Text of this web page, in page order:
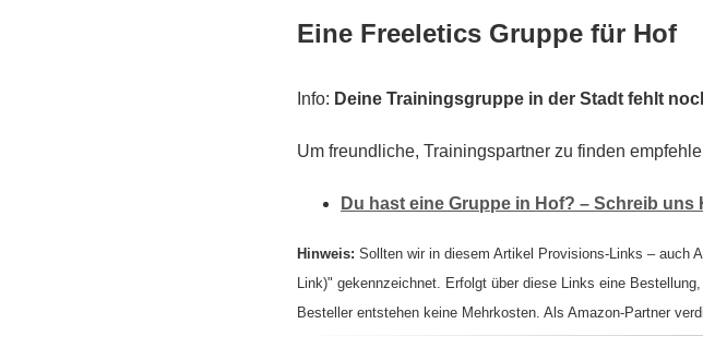
Eine Freeletics Gruppe für Hof
Info: Deine Trainingsgruppe in der Stadt fehlt
Um freundliche, Trainingspartner zu finden
Du hast eine Gruppe in Hof? – Schreib
Hinweis: Sollten wir in diesem Artikel Provisions-Links – auch
Link)" gekennzeichnet. Erfolgt über diese Links eine
Besteller entstehen keine Mehrkosten. Als Amazon-Partner